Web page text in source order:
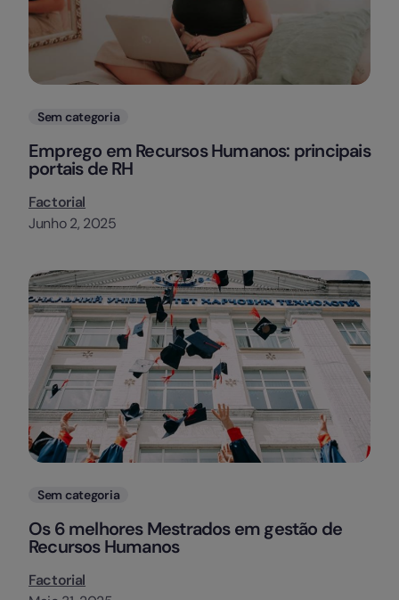
Categorias
Sem categoria
Emprego em Recursos Humanos: principais
portais de RH
Factorial
Junho 2, 2025
Categorias
Sem categoria
Os 6 melhores Mestrados em gestão de
Recursos Humanos
Factorial